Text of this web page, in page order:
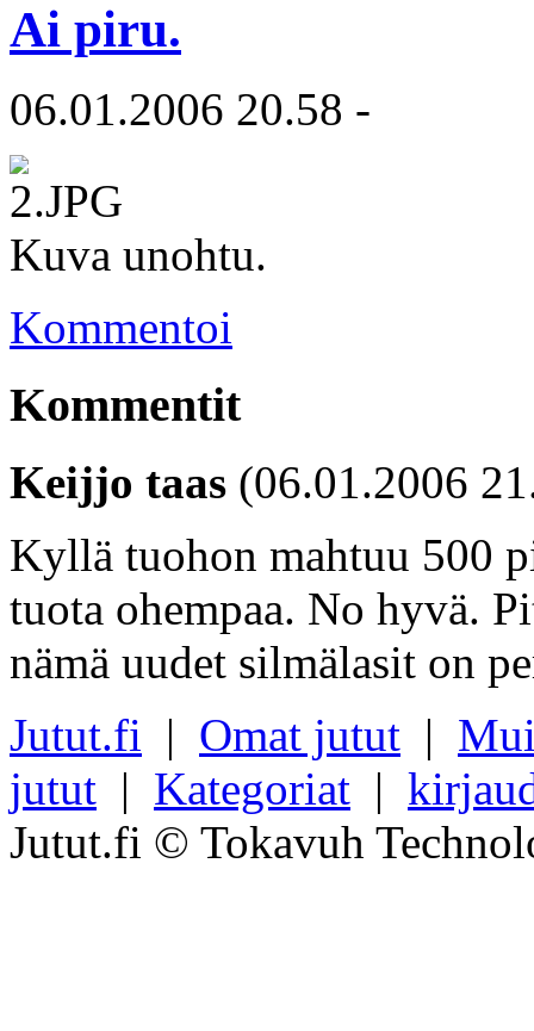
Ai piru.
06.01.2006 20.58 -
Kuva unohtu.
Kommentoi
Kommentit
Keijjo taas (06.01.2006
Kyllä tuohon mahtuu 500
tuota ohempaa. No hyvä.
nämä uudet silmälasit on
Jutut.fi | Omat jutut |
jutut | Kategoriat |
Jutut.fi © Tokavuh